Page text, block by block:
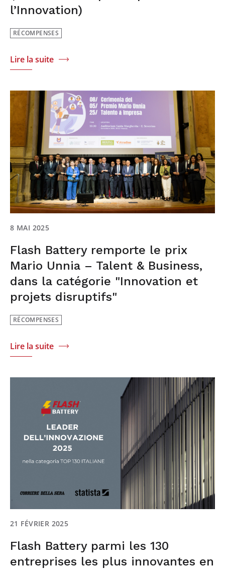
l’Innovation)
RÉCOMPENSES
Lire la suite
8 MAI 2025
Flash Battery remporte le prix
Mario Unnia – Talent & Business,
dans la catégorie "Innovation et
projets disruptifs"
RÉCOMPENSES
Lire la suite
21 FÉVRIER 2025
Flash Battery parmi les 130
entreprises les plus innovantes en